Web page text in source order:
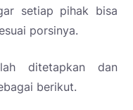
setiap pihak bisa
porsinya.
ditetapkan dan
berikut.